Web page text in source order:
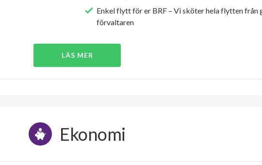
Enkel flytt för er BRF – Vi sköter hela flytten från
förvaltaren
LÄS MER
Ekonomi